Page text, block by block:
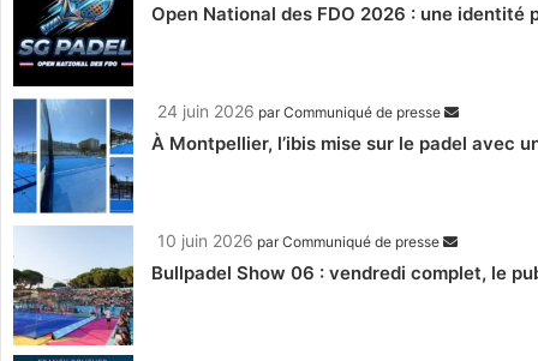
Open National des FDO 2026 : une
24 juin 2026 parCommuniqué de presse
À Montpellier, l’ibis mise sur le padel avec
10 juin 2026 parCommuniqué de presse
Bullpadel Show 06 : vendredi complet, le